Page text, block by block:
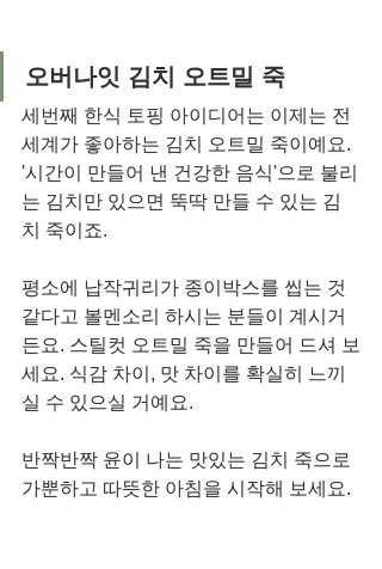
오버나잇 김치 오트밀 죽
세번째 한식 토핑 아이디어는 이제는 전
세계가 좋아하는 김치 오트밀 죽이예요.
'시간이 만들어 낸 건강한 음식'으로 불리
는 김치만 있으면 뚝딱 만들 수 있는 김
치 죽이죠.
평소에 납작귀리가 종이박스를 씹는 것
같다고 볼멘소리 하시는 분들이 계시거
든요. 스틸컷 오트밀 죽을 만들어 드셔 보
세요. 식감 차이, 맛 차이를 확실히 느끼
실 수 있으실 거예요.
반짝반짝 윤이 나는 맛있는 김치 죽으로
가뿐하고 따뜻한 아침을 시작해 보세요.